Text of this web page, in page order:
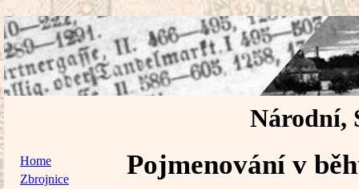
Národní,
Home
Zbrojnice
Pojmenování v